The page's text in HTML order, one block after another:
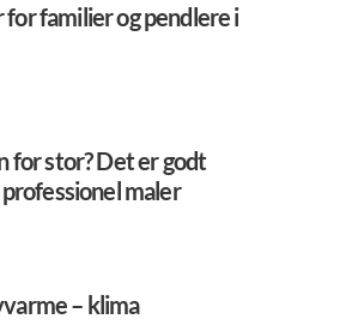
for familier og pendlere i
for stor? Det er godt
maler
– klima